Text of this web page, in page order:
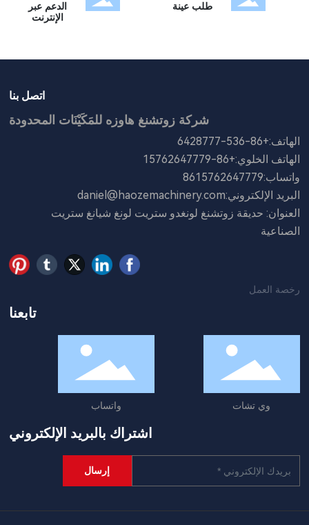
طلب عينة
الدعم عبر
الإنترنت
اتصل بنا
شركة زوتشنغ هاوزه للمَكَيْنَات المحدودة
الهاتف:+86-536-6428777
الهاتف الخلوي:+86-15762647779
واتساب:8615762647779
البريد الإلكتروني:daniel@haozemachinery.com
العنوان: حديقة زوتشنغ لونغدو ستريت لونغ شيانغ ستريت
الصناعية
رخصة العمل
تابعنا
وي تشات واتساب
اشتراك بالبريد الإلكتروني
إرسال